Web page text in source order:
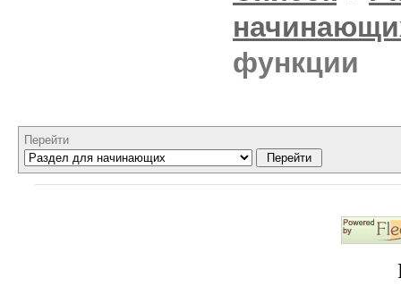
функции
Перейти